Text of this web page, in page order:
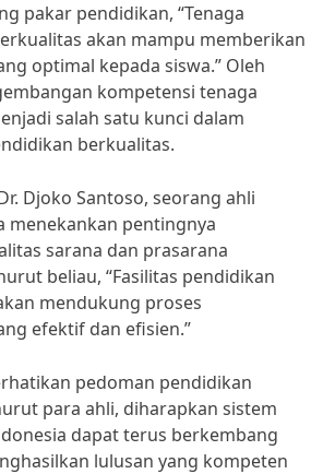
pakar pendidikan, “Tenaga
akan mampu memberikan
optimal kepada siswa.” Oleh
kompetensi tenaga
salah satu kunci dalam
berkualitas.
Djoko Santoso, seorang ahli
menekankan pentingnya
sarana dan prasarana
beliau, “Fasilitas pendidikan
mendukung proses
efektif dan efisien.”
pedoman pendidikan
para ahli, diharapkan sistem
dapat terus berkembang
lulusan yang kompeten